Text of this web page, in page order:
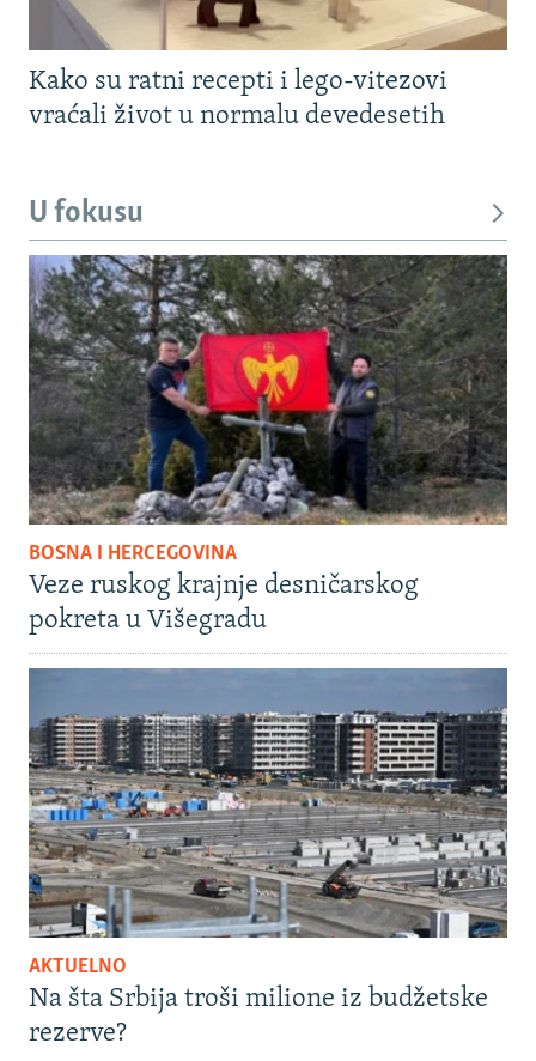
Kako su ratni recepti i lego-vitezovi
vraćali život u normalu devedesetih
U fokusu
BOSNA I HERCEGOVINA
Veze ruskog krajnje desničarskog
pokreta u Višegradu
AKTUELNO
Na šta Srbija troši milione iz budžetske
rezerve?